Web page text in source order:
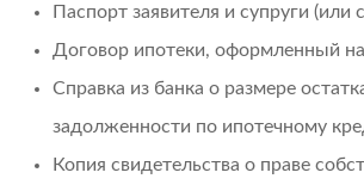
Паспорт заявителя и супруги (или
Договор ипотеки, оформленный
Справка из банка о размере
задолженности по ипотечному
Копия свидетельства о праве